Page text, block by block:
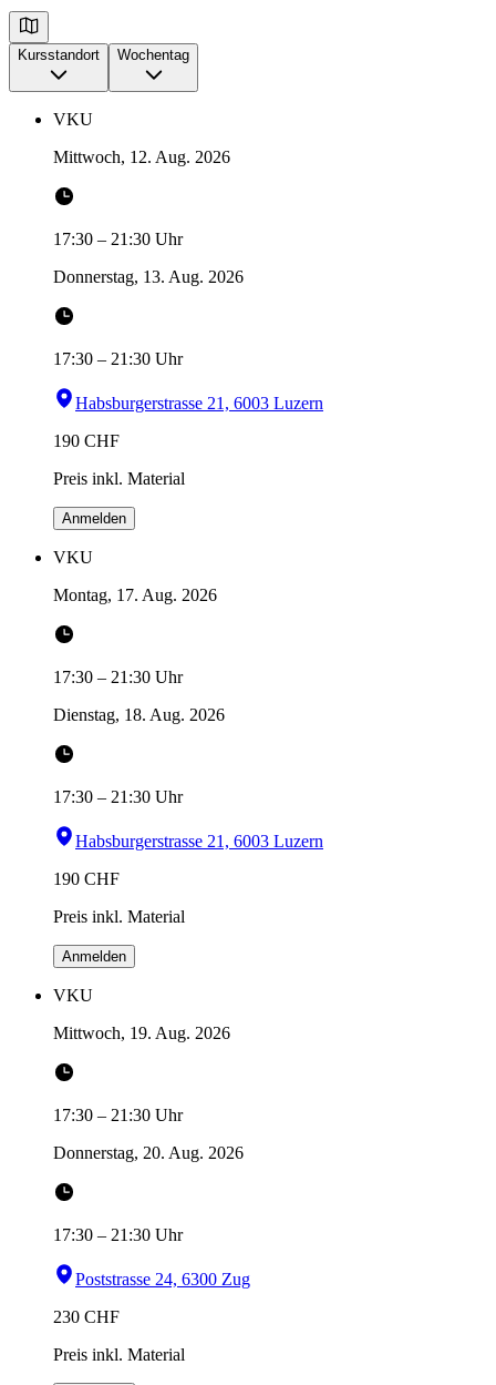
Kursstandort Wochentag
VKU
Mittwoch, 12. Aug. 2026
17:30 – 21:30 Uhr
Donnerstag, 13. Aug. 2026
17:30 – 21:30 Uhr
Habsburgerstrasse 21, 6003 Luzern
190 CHF
Preis inkl. Material
Anmelden
VKU
Montag, 17. Aug. 2026
17:30 – 21:30 Uhr
Dienstag, 18. Aug. 2026
17:30 – 21:30 Uhr
Habsburgerstrasse 21, 6003 Luzern
190 CHF
Preis inkl. Material
Anmelden
VKU
Mittwoch, 19. Aug. 2026
17:30 – 21:30 Uhr
Donnerstag, 20. Aug. 2026
17:30 – 21:30 Uhr
Poststrasse 24, 6300 Zug
230 CHF
Preis inkl. Material